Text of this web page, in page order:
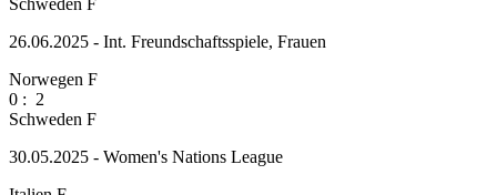
Schweden F
26.06.2025 - Int. Freundschaftsspiele, Frauen
Norwegen F
0 : 2
Schweden F
30.05.2025 - Women's Nations League